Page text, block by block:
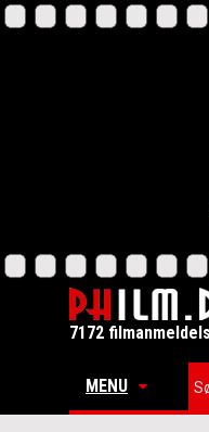
7172
MENU